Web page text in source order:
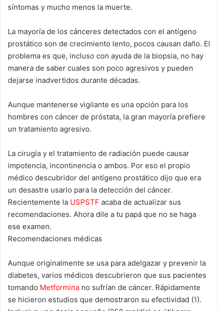
síntomas y mucho menos la muerte.
La mayoría de los cánceres detectados con el antígeno
prostático son de crecimiento lento, pocos causan daño. El
problema es que, incluso con ayuda de la biopsia, no hay
manera de saber cuales son poco agresivos y pueden
dejarse inadvertidos durante décadas.
Aunque mantenerse vigilante es una opción para los
hombres con cáncer de próstata, la gran mayoría prefiere
un tratamiento agresivo.
La cirugía y el tratamiento de radiación puede causar
impotencia, incontinencia o ambos. Por eso el propio
médico descubridor del antígeno prostático dijo que era
un desastre usarlo para la detección del cáncer.
Recientemente la USPSTF acaba de actualizar sus
recomendaciones. Ahora dile a tu papá que no se haga
ese examen.
Recomendaciones médicas
Aunque originalmente se usa para adelgazar y prevenir la
diabetes, varios médicos descubrieron que sus pacientes
tomando Metformina no sufrían de cáncer. Rápidamente
se hicieron estudios que demostraron su efectividad (1).